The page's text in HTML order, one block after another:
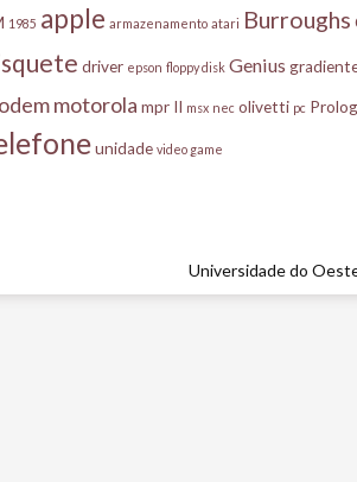
1985 apple armazenamento atari Burroughs
driver epson floppy disk Genius
motorola mpr II msx nec olivetti pc
unidade video game
Universidade do